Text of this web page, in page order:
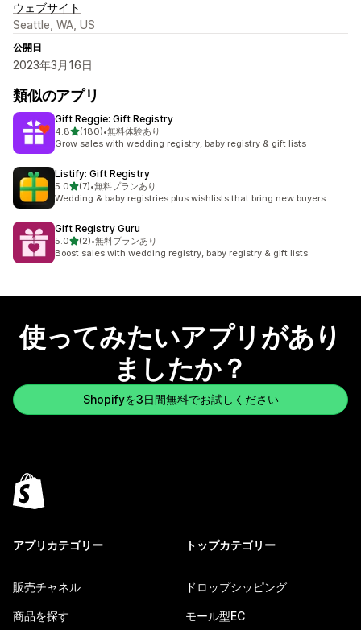
ウェブサイト
Seattle, WA, US
公開日
2023年3月16日
類似のアプリ
Gift Reggie: Gift Registry
4.85つ星中
(180)
合計レビュー数：180件
•無料体験あり
Grow sales with wedding registry, baby registry & gift lists
Listify: Gift Registry
5.05つ星中
(7)
合計レビュー数：7件
•無料プランあり
Wedding & baby registries plus wishlists that bring new buyers
Gift Registry Guru
5.05つ星中
(2)
合計レビュー数：2件
•無料プランあり
Boost sales with wedding registry, baby registry & gift lists
使ってみたいアプリがあり
ましたか？
Shopifyを3日間無料でお試しください
アプリカテゴリー
販売チャネル
商品を探す
トップカテゴリー
ドロップシッピング
モール型EC